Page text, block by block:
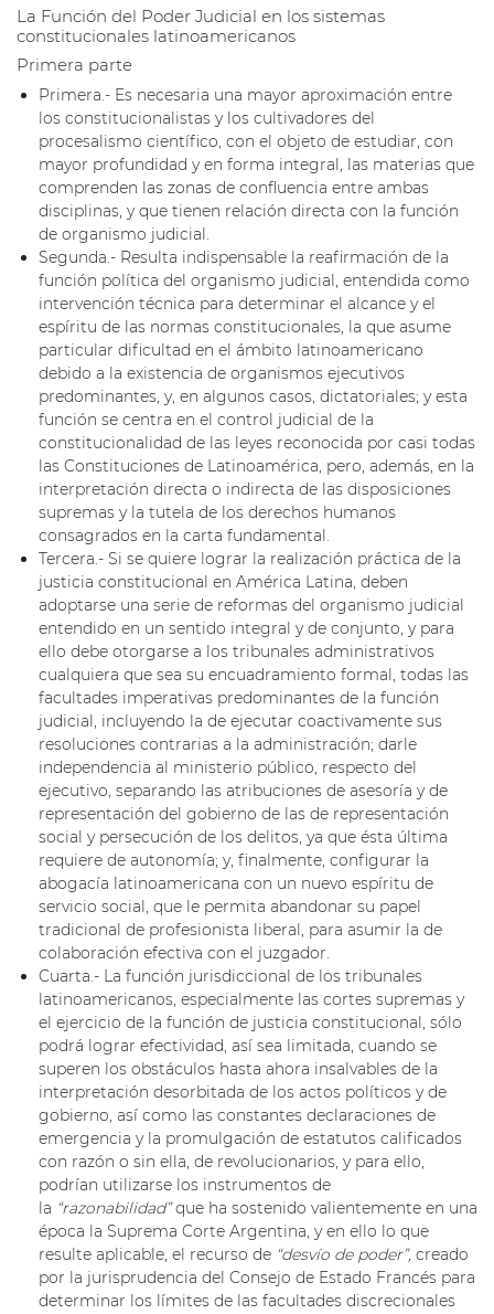
La Función del Poder Judicial en los sistemas
constitucionales latinoamericanos
Primera parte
Primera.- Es necesaria una mayor aproximación entre
los constitucionalistas y los cultivadores del
procesalismo científico, con el objeto de estudiar, con
mayor profundidad y en forma integral, las materias que
comprenden las zonas de confluencia entre ambas
disciplinas, y que tienen relación directa con la función
de organismo judicial.
Segunda.- Resulta indispensable la reafirmación de la
función política del organismo judicial, entendida como
intervención técnica para determinar el alcance y el
espíritu de las normas constitucionales, la que asume
particular dificultad en el ámbito latinoamericano
debido a la existencia de organismos ejecutivos
predominantes, y, en algunos casos, dictatoriales; y esta
función se centra en el control judicial de la
constitucionalidad de las leyes reconocida por casi todas
las Constituciones de Latinoamérica, pero, además, en la
interpretación directa o indirecta de las disposiciones
supremas y la tutela de los derechos humanos
consagrados en la carta fundamental.
Tercera.- Si se quiere lograr la realización práctica de la
justicia constitucional en América Latina, deben
adoptarse una serie de reformas del organismo judicial
entendido en un sentido integral y de conjunto, y para
ello debe otorgarse a los tribunales administrativos
cualquiera que sea su encuadramiento formal, todas las
facultades imperativas predominantes de la función
judicial, incluyendo la de ejecutar coactivamente sus
resoluciones contrarias a la administración; darle
independencia al ministerio público, respecto del
ejecutivo, separando las atribuciones de asesoría y de
representación del gobierno de las de representación
social y persecución de los delitos, ya que ésta última
requiere de autonomía; y, finalmente, configurar la
abogacía latinoamericana con un nuevo espíritu de
servicio social, que le permita abandonar su papel
tradicional de profesionista liberal, para asumir la de
colaboración efectiva con el juzgador.
Cuarta.- La función jurisdiccional de los tribunales
latinoamericanos, especialmente las cortes supremas y
el ejercicio de la función de justicia constitucional, sólo
podrá lograr efectividad, así sea limitada, cuando se
superen los obstáculos hasta ahora insalvables de la
interpretación desorbitada de los actos políticos y de
gobierno, así como las constantes declaraciones de
emergencia y la promulgación de estatutos calificados
con razón o sin ella, de revolucionarios, y para ello,
podrían utilizarse los instrumentos de
la “razonabilidad”que ha sostenido valientemente en una
época la Suprema Corte Argentina, y en ello lo que
resulte aplicable, el recurso de “desvío de poder”, creado
por la jurisprudencia del Consejo de Estado Francés para
determinar los límites de las facultades discrecionales